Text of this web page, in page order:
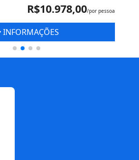
R$10.978,00/por pessoa
INFORMAÇÕES